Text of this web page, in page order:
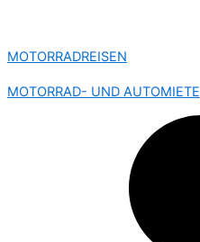
MOTORRADREISEN
MOTORRAD- UND AUTOMIETE